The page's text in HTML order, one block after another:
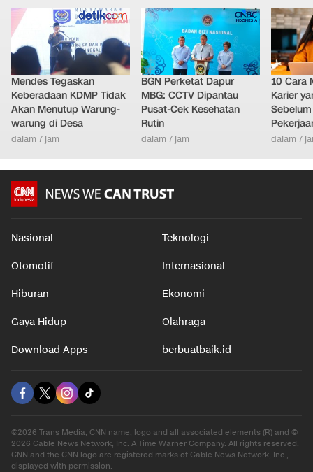
Mendes Tegaskan
Keberadaan KDMP Tidak
Akan Menutup Warung-
warung di Desa
dalam 7 jam
BGN Perketat Dapur
MBG: CCTV Dipantau
Pusat-Cek Kesehatan
Rutin
dalam 7 jam
10 Cara
Karier
dalam 7
Nasional Teknologi
Otomotif Internasional
Hiburan Ekonomi
Gaya Hidup Olahraga
Download Apps berbuatbaik.id
©2026 Trans Media, CNN name, logo and all associated elements (R) and ©
2026 Cable News Network, Inc. A Time Warner Company. All rights reserved.
CNN and the CNN logo are registered marks of Cable News Network, Inc.,
displayed with permission.